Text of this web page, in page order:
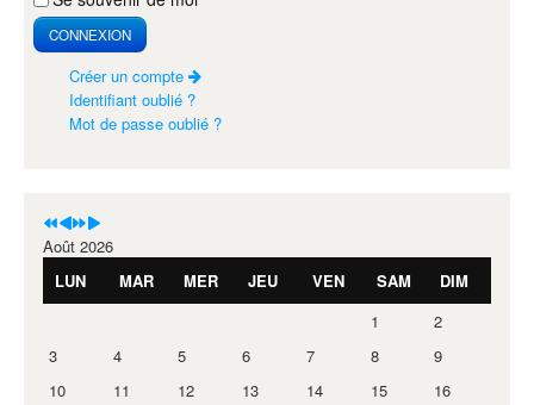
CONNEXION
Créer un compte
Identifiant oublié ?
Mot de passe oublié ?
Août 2026
LUN
MAR MER JEU VEN SAM
DIM
1
2
3
4 5 6 7 8
9
10
11 12 13 14 15
16